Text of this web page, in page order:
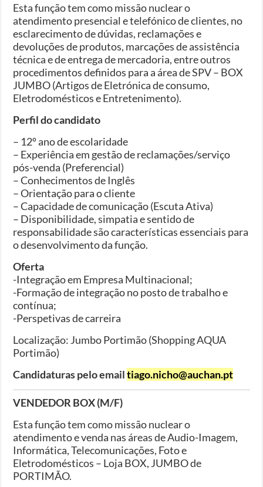
Esta função tem como missão nuclear o
atendimento presencial e telefónico de clientes, no
esclarecimento de dúvidas, reclamações e
devoluções de produtos, marcações de assistência
técnica e de entrega de mercadoria, entre outros
procedimentos definidos para a área de SPV – BOX
JUMBO (Artigos de Eletrónica de consumo,
Eletrodomésticos e Entretenimento).
Perfil do candidato
– 12º ano de escolaridade
– Experiência em gestão de reclamações/serviço
pós-venda (Preferencial)
– Conhecimentos de Inglês
– Orientação para o cliente
– Capacidade de comunicação (Escuta Ativa)
– Disponibilidade, simpatia e sentido de
responsabilidade são características essenciais para
o desenvolvimento da função.
Oferta
-Integração em Empresa Multinacional;
-Formação de integração no posto de trabalho e
contínua;
-Perspetivas de carreira
Localização: Jumbo Portimão (Shopping AQUA
Portimão)
Candidaturas pelo emailtiago.nicho@auchan.pt
VENDEDOR BOX (M/F)
Esta função tem como missão nuclear o
atendimento e venda nas áreas de Audio-Imagem,
Informática, Telecomunicações, Foto e
Eletrodomésticos – Loja BOX, JUMBO de
PORTIMÃO.